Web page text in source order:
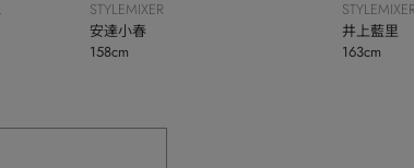
STYLEMIXER
安達小春
158cm
STYLEMIXER
井上藍里
163cm